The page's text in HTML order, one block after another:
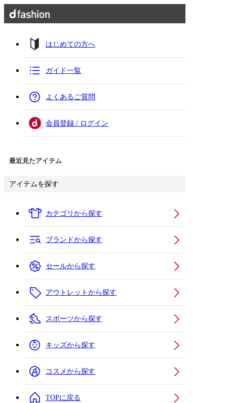
はじめての方へ
ガイド一覧
よくあるご質問
会員登録 / ログイン
最近見たアイテム
アイテムを探す
カテゴリから探す
ブランドから探す
セールから探す
アウトレットから探す
スポーツから探す
キッズから探す
コスメから探す
TOPに戻る